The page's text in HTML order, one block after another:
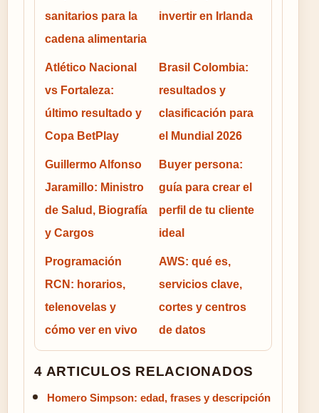
sanitarios para la
cadena alimentaria
invertir en Irlanda
Atlético Nacional
vs Fortaleza:
último resultado y
Copa BetPlay
Brasil Colombia:
resultados y
clasificación para
el Mundial 2026
Guillermo Alfonso
Jaramillo: Ministro
de Salud, Biografía
y Cargos
Buyer persona:
guía para crear el
perfil de tu cliente
ideal
Programación
RCN: horarios,
telenovelas y
cómo ver en vivo
AWS: qué es,
servicios clave,
cortes y centros
de datos
4 ARTICULOS RELACIONADOS
Homero Simpson: edad, frases y descripción